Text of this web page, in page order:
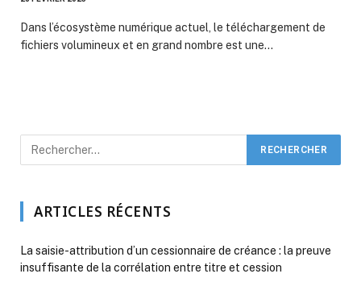
Dans l’écosystème numérique actuel, le téléchargement de
fichiers volumineux et en grand nombre est une…
ARTICLES RÉCENTS
La saisie-attribution d’un cessionnaire de créance : la preuve
insuffisante de la corrélation entre titre et cession